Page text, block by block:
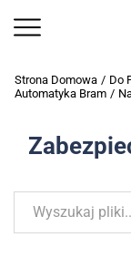
Strona Domowa / Do
Automatyka Bram /